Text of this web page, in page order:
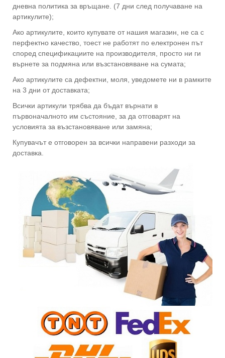
дневна политика за връщане. (7 дни след получаване на
артикулите);
Ако артикулите, които купувате от нашия магазин, не са с
перфектно качество, тоест не работят по електронен път
според спецификациите на производителя, просто ни ги
върнете за подмяна или възстановяване на сумата;
Ако артикулите са дефектни, моля, уведомете ни в рамките
на 3 дни от доставката;
Всички артикули трябва да бъдат върнати в
първоначалното им състояние, за да отговарят на
условията за възстановяване или замяна;
Купувачът е отговорен за всички направени разходи за
доставка.